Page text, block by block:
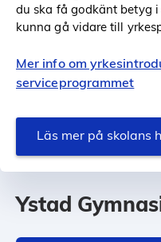
du ska få godkänt betyg
kunna gå vidare till
Mer info om
serviceprogrammet
Läs mer på skolans
Ystad